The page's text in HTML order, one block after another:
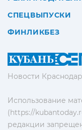
Новости
Использование
(https://
редакции
СПЕЦВЫПУСКИ
ФИНЛИКБЕЗ